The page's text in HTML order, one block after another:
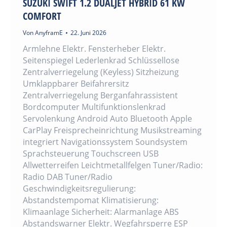
SUZUKI SWIFT 1.2 DUALJET HYBRID 61 KW
COMFORT
VonAnyframE 22. Juni 2026
Armlehne Elektr. Fensterheber Elektr.
Seitenspiegel Lederlenkrad Schlüssellose
Zentralverriegelung (Keyless) Sitzheizung
Umklappbarer Beifahrersitz
Zentralverriegelung Berganfahrassistent
Bordcomputer Multifunktionslenkrad
Servolenkung Android Auto Bluetooth Apple
CarPlay Freisprecheinrichtung Musikstreaming
integriert Navigationssystem Soundsystem
Sprachsteuerung Touchscreen USB
Allwetterreifen Leichtmetallfelgen Tuner/Radio:
Radio DAB Tuner/Radio
Geschwindigkeitsregulierung:
Abstandstempomat Klimatisierung:
Klimaanlage Sicherheit: Alarmanlage ABS
Abstandswarner Elektr. Wegfahrsperre ESP